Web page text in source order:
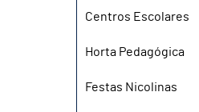
Centros Escolares
Horta Pedagógica
Festas Nicolinas